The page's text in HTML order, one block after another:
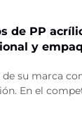
de PP
y
su marca
En el
marcar la